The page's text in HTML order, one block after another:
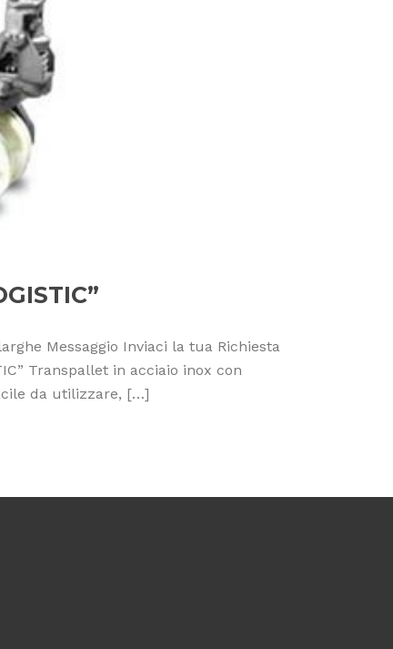
Messaggio Inviaci la tua Richiesta
Transpallet in acciaio inox con
da utilizzare, […]